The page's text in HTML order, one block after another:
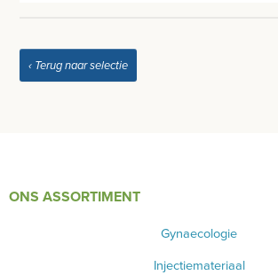
‹ Terug naar selectie
ONS ASSORTIMENT
Gynaecologie
Injectiemateriaal